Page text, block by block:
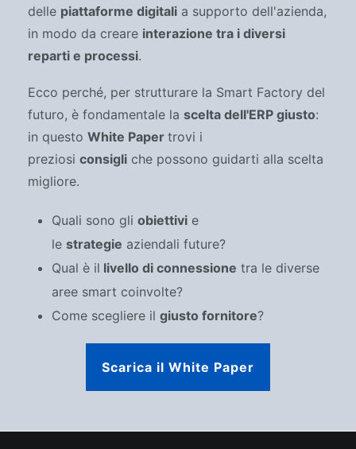
delle piattaforme digitali a supporto dell'azienda,
in modo da creare interazione tra i diversi
reparti e processi.
Ecco perché, per strutturare la Smart Factory del
futuro, è fondamentale la scelta dell'ERP giusto:
in questo White Paper trovi i
preziosi consigli che possono guidarti alla scelta
migliore.
Quali sono gli obiettivi e
le strategie aziendali future?
Qual è il livello di connessione tra le diverse
aree smart coinvolte?
Come scegliere il giusto fornitore?
Scarica il White Paper